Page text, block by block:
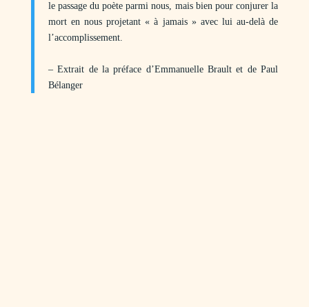
le passage du poète parmi nous, mais bien pour conjurer la
mort en nous projetant « à jamais » avec lui au-delà de
l’accomplissement.
– Extrait de la préface d’Emmanuelle Brault et de Paul
Bélanger